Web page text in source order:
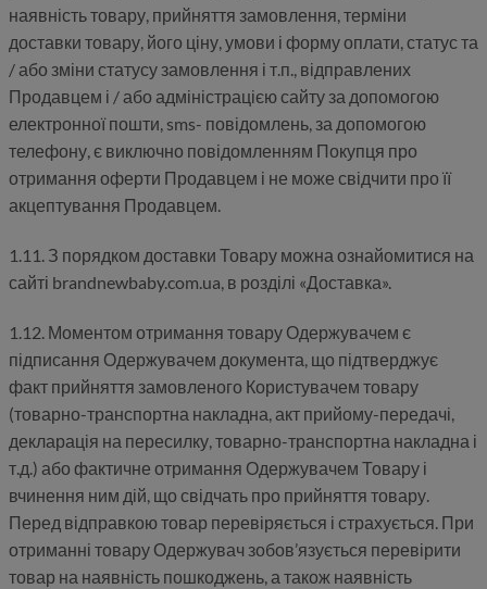
наявність товару, прийняття замовлення, терміни
доставки товару, його ціну, умови і форму оплати, статус та
/ або зміни статусу замовлення і т.п., відправлених
Продавцем і / або адміністрацією сайту за допомогою
електронної пошти, sms- повідомлень, за допомогою
телефону, є виключно повідомленням Покупця про
отримання оферти Продавцем і не може свідчити про її
акцептування Продавцем.
1.11. З порядком доставки Товару можна ознайомитися на
сайті brandnewbaby.com.ua, в розділі «Доставка».
1.12. Моментом отримання товару Одержувачем є
підписання Одержувачем документа, що підтверджує
факт прийняття замовленого Користувачем товару
(товарно-транспортна накладна, акт прийому-передачі,
декларація на пересилку, товарно-транспортна накладна і
т.д.) або фактичне отримання Одержувачем Товару і
вчинення ним дій, що свідчать про прийняття товару.
Перед відправкою товар перевіряється і страхується. При
отриманні товару Одержувач зобов’язується перевірити
товар на наявність пошкоджень, а також наявність